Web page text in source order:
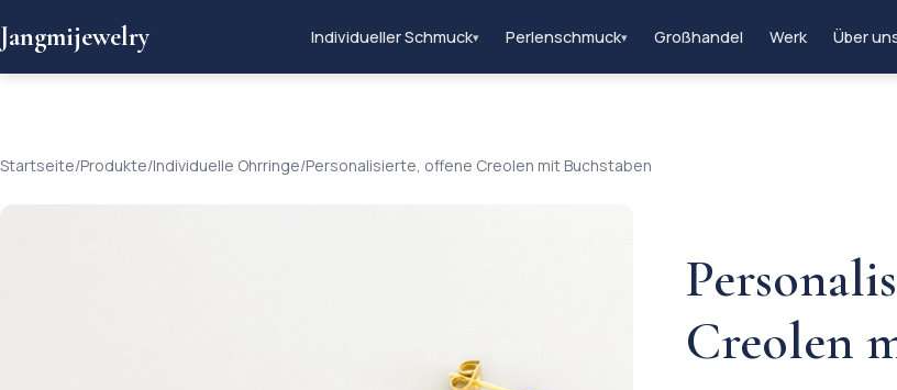
Jangmijewelry Individueller Schmuck▾ Perlenschmuck▾ Großhandel Werk Über
Startseite/Produkte/Individuelle Ohrringe/Personalisierte, offene Creolen mit Buchstaben
Creolen